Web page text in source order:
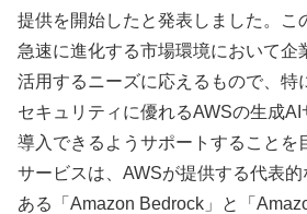
提供を開始したと発表しました。こ
急速に進化する市場環境において企
活用するニーズに応えるもので、特
セキュリティに優れるAWSの生成
導入できるようサポートすることを
サービスは、AWSが提供する代表
ある「Amazon Bedrock」と「